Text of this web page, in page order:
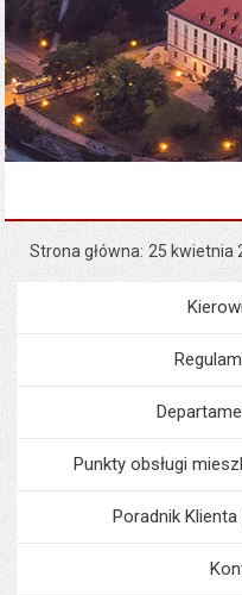
Strona główna 25 kwietnia
Punkty obsługi
Poradnik